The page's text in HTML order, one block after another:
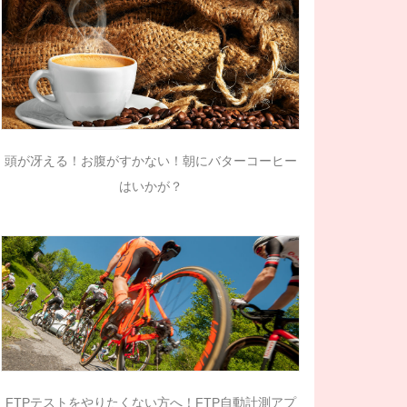
頭が冴える！お腹がすかない！朝にバターコーヒー
はいかが？
FTPテストをやりたくない方へ！FTP自動計測アプ